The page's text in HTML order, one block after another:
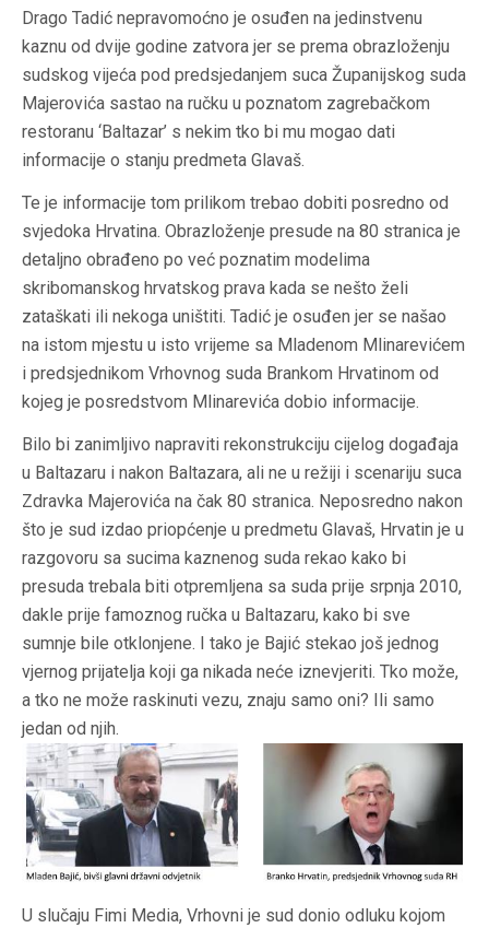
Drago Tadić nepravomoćno je osuđen na jedinstvenu
kaznu od dvije godine zatvora jer se prema obrazloženju
sudskog vijeća pod predsjedanjem suca Županijskog suda
Majerovića sastao na ručku u poznatom zagrebačkom
restoranu ‘Baltazar’ s nekim tko bi mu mogao dati
informacije o stanju predmeta Glavaš.
Te je informacije tom prilikom trebao dobiti posredno od
svjedoka Hrvatina. Obrazloženje presude na 80 stranica je
detaljno obrađeno po već poznatim modelima
skribomanskog hrvatskog prava kada se nešto želi
zataškati ili nekoga uništiti. Tadić je osuđen jer se našao
na istom mjestu u isto vrijeme sa Mladenom Mlinarevićem
i predsjednikom Vrhovnog suda Brankom Hrvatinom od
kojeg je posredstvom Mlinarevića dobio informacije.
Bilo bi zanimljivo napraviti rekonstrukciju cijelog događaja
u Baltazaru i nakon Baltazara, ali ne u režiji i scenariju suca
Zdravka Majerovića na čak 80 stranica. Neposredno nakon
što je sud izdao priopćenje u predmetu Glavaš, Hrvatin je u
razgovoru sa sucima kaznenog suda rekao kako bi
presuda trebala biti otpremljena sa suda prije srpnja 2010,
dakle prije famoznog ručka u Baltazaru, kako bi sve
sumnje bile otklonjene. I tako je Bajić stekao još jednog
vjernog prijatelja koji ga nikada neće iznevjeriti. Tko može,
a tko ne može raskinuti vezu, znaju samo oni? Ili samo
jedan od njih.
U slučaju Fimi Media, Vrhovni je sud donio odluku kojom